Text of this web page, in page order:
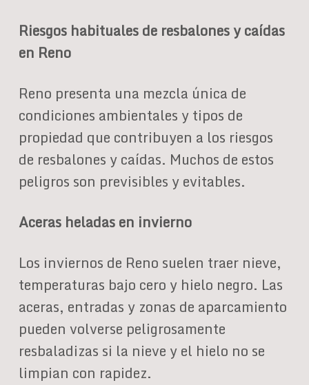
Riesgos habituales de resbalones y caídas
en Reno
Reno presenta una mezcla única de
condiciones ambientales y tipos de
propiedad que contribuyen a los riesgos
de resbalones y caídas. Muchos de estos
peligros son previsibles y evitables.
Aceras heladas en invierno
Los inviernos de Reno suelen traer nieve,
temperaturas bajo cero y hielo negro. Las
aceras, entradas y zonas de aparcamiento
pueden volverse peligrosamente
resbaladizas si la nieve y el hielo no se
limpian con rapidez.